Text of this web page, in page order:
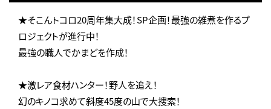
★そこんトコロ20周年集大成！SP企画！最強の雑煮を作るプ
ロジェクトが進行中！
最強の職人でかまどを作成！
★激レア食材ハンター！野人を追え！
幻のキノコ求めて斜度45度の山で大捜索！